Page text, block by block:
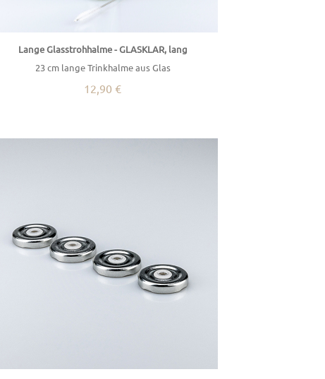
Lange Glasstrohhalme - GLASKLAR, lang
23 cm lange Trinkhalme aus Glas
12,90 €